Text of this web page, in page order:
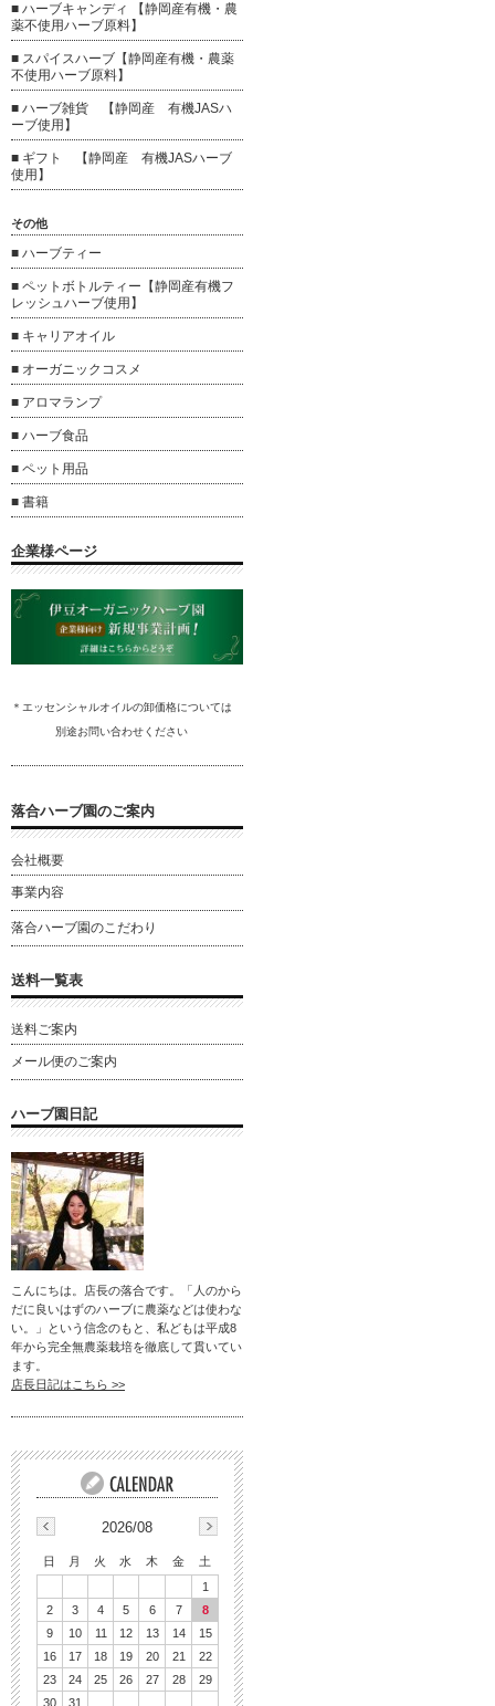
■ ハーブキャンディ 【静岡産有機・農
薬不使用ハーブ原料】
■ スパイスハーブ【静岡産有機・農薬
不使用ハーブ原料】
■ ハーブ雑貨 【静岡産 有機JASハ
ーブ使用】
■ ギフト 【静岡産 有機JASハーブ
使用】
その他
■ ハーブティー
■ ペットボトルティー【静岡産有機フ
レッシュハーブ使用】
■ キャリアオイル
■ オーガニックコスメ
■ アロマランプ
■ ハーブ食品
■ ペット用品
■ 書籍
企業様ページ
＊エッセンシャルオイルの卸価格については
別途お問い合わせください
落合ハーブ園のご案内
会社概要
事業内容
落合ハーブ園のこだわり
送料一覧表
送料ご案内
メール便のご案内
ハーブ園日記
こんにちは。店長の落合です。「人のから
だに良いはずのハーブに農薬などは使わな
い。」という信念のもと、私どもは平成8
年から完全無農薬栽培を徹底して貫いてい
ます。
店長日記はこちら >>
2026/08
日 月 火 水 木 金
土
1
2
3 4 5 6 7
8
9
10 11 12 13 14
15
16
17 18 19 20 21
22
23
24 25 26 27 28
29
30
31